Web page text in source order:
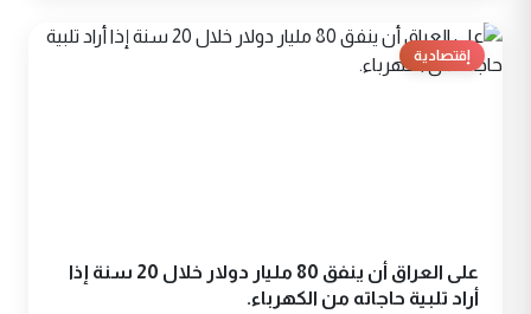
إقتصادية
على العراق أن ينفق 80 مليار دولار خلال 20 سنة إذا
أراد تلبية حاجاته من الكهرباء.